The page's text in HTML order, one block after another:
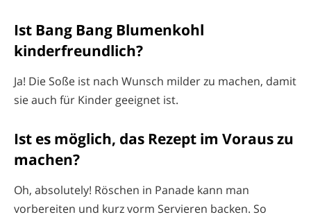
Ist Bang Bang Blumenkohl
kinderfreundlich?
Ja! Die Soße ist nach Wunsch milder zu machen, damit
sie auch für Kinder geeignet ist.
Ist es möglich, das Rezept im Voraus zu
machen?
Oh, absolutely! Röschen in Panade kann man
vorbereiten und kurz vorm Servieren backen. So